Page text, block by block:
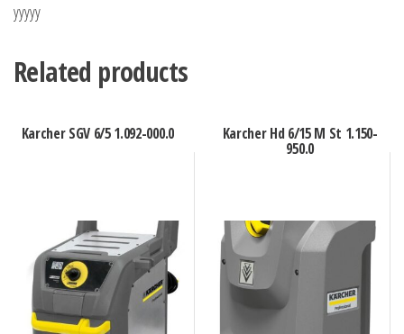
yyyyy
Related products
Karcher SGV 6/5 1.092-000.0 Karcher Hd 6/15 M St 1.150-
950.0